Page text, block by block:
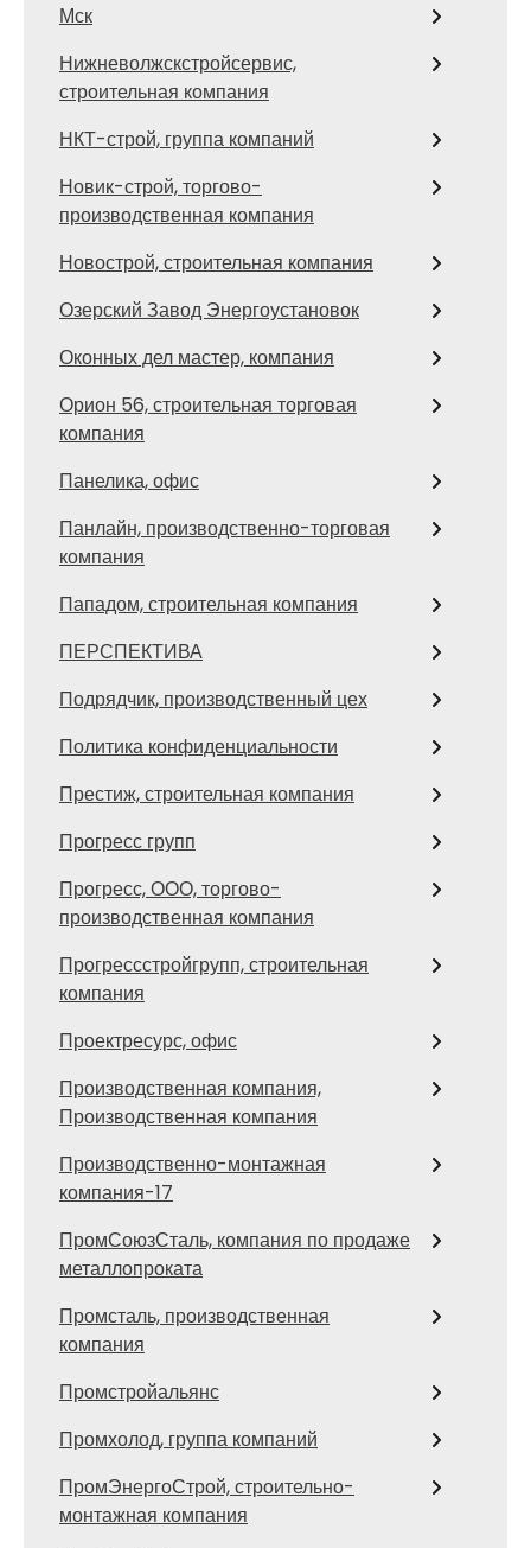
Мск
Нижневолжскстройсервис,
строительная компания
НКТ-строй, группа компаний
Новик-строй, торгово-
производственная компания
Новострой, строительная компания
Озерский Завод Энергоустановок
Оконных дел мастер, компания
Орион 56, строительная торговая
компания
Панелика, офис
Панлайн, производственно-торговая
компания
Пападом, строительная компания
ПЕРСПЕКТИВА
Подрядчик, производственный цех
Политика конфиденциальности
Престиж, строительная компания
Прогресс групп
Прогресс, ООО, торгово-
производственная компания
Прогрессстройгрупп, строительная
компания
Проектресурс, офис
Производственная компания,
Производственная компания
Производственно-монтажная
компания-17
ПромСоюзСталь, компания по продаже
металлопроката
Промсталь, производственная
компания
Промстройальянс
Промхолод, группа компаний
ПромЭнергоСтрой, строительно-
монтажная компания